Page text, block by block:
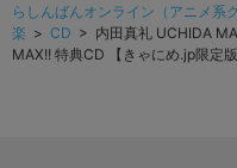
らしんばんオンライン（アニメ系
楽 > CD > 内田真礼 UCHIDA
MAX!! 特典CD 【きゃにめ.jp限定